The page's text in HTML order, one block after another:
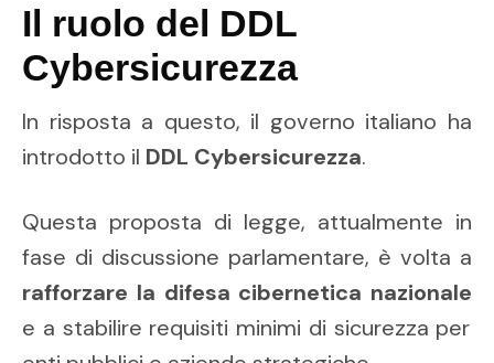
Il ruolo del DDL
Cybersicurezza
In risposta a questo, il governo italiano ha
introdotto il DDL Cybersicurezza.
Questa proposta di legge, attualmente in
fase di discussione parlamentare, è volta a
rafforzare la difesa cibernetica nazionale
e a stabilire requisiti minimi di sicurezza per